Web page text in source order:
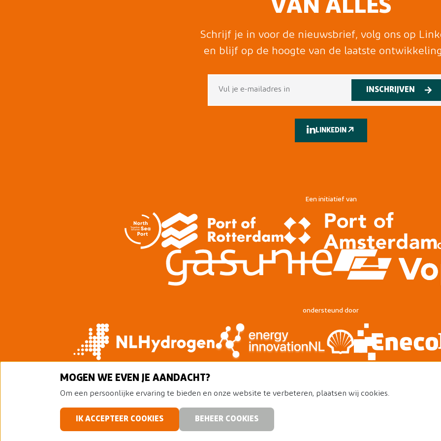
VAN ALLES
Schrijf je in voor de nieuwsbrief, volg ons op
en blijf op de hoogte van de laatste
INSCHRIJVEN
LINKEDIN
Een initiatief van
ondersteund door
MOGEN WE EVEN JE AANDACHT?
Om een persoonlijke ervaring te bieden en onze website te verbeteren, plaatsen wij cookies.
IK ACCEPTEER COOKIES BEHEER COOKIES